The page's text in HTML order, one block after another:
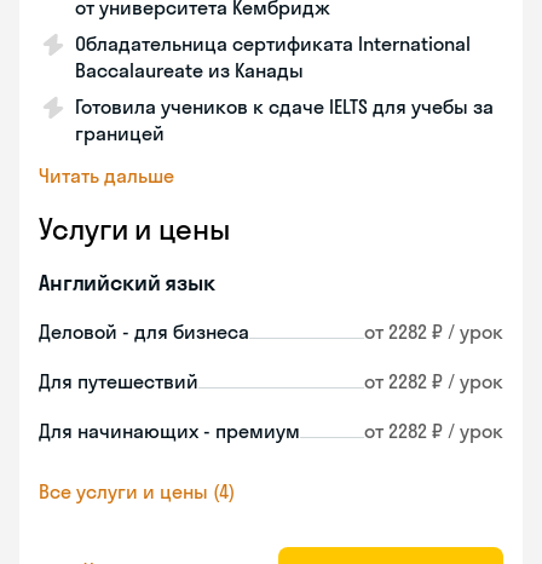
от университета Кембридж
Обладательница сертификата International
Baccalaureate из Канады
Готовила учеников к сдаче IELTS для учебы за
границей
Читать дальше
Услуги и цены
Английский язык
Деловой - для бизнеса от 2282 ₽ / урок
Для путешествий от 2282 ₽ / урок
Для начинающих - премиум от 2282 ₽ / урок
Все услуги и цены (4)